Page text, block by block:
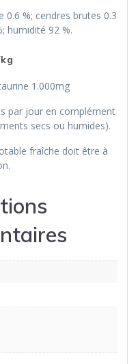
0.6 %; cendres brutes 0.3
humidité 92 %.
1.000mg
par jour en complément
secs ou humides).
fraîche doit être à